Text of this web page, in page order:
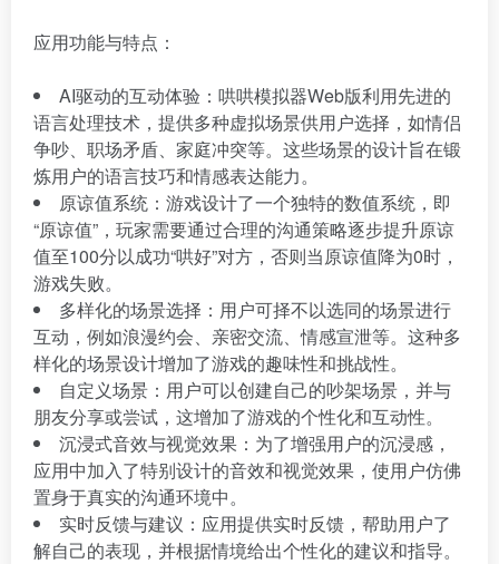
应用功能与特点：
AI驱动的互动体验：哄哄模拟器Web版利用先进的
语言处理技术，提供多种虚拟场景供用户选择，如情侣
争吵、职场矛盾、家庭冲突等。这些场景的设计旨在锻
炼用户的语言技巧和情感表达能力。
原谅值系统：游戏设计了一个独特的数值系统，即
“原谅值”，玩家需要通过合理的沟通策略逐步提升原谅
值至100分以成功“哄好”对方，否则当原谅值降为0时，
游戏失败。
多样化的场景选择：用户可择不以选同的场景进行
互动，例如浪漫约会、亲密交流、情感宣泄等。这种多
样化的场景设计增加了游戏的趣味性和挑战性。
自定义场景：用户可以创建自己的吵架场景，并与
朋友分享或尝试，这增加了游戏的个性化和互动性。
沉浸式音效与视觉效果：为了增强用户的沉浸感，
应用中加入了特别设计的音效和视觉效果，使用户仿佛
置身于真实的沟通环境中。
实时反馈与建议：应用提供实时反馈，帮助用户了
解自己的表现，并根据情境给出个性化的建议和指导。